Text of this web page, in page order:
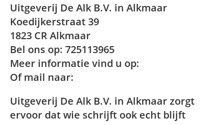
Uitgeverij De Alk B.V. in Alkmaar
Koedijkerstraat 39
1823 CR Alkmaar
Bel ons op: 725113965
Meer informatie vind u op:
Of mail naar:
Uitgeverij De Alk B.V. in Alkmaar zorgt
ervoor dat wie schrijft ook echt blijft